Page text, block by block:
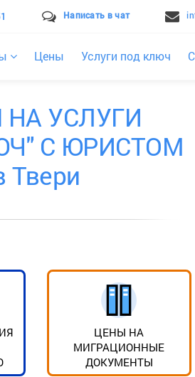
Написать в чат
Цены Услуги под ключ
УСЛУГИ
С ЮРИСТОМ
Твери
ЦЕНЫ НА
МИГРАЦИОННЫЕ
ДОКУМЕНТЫ